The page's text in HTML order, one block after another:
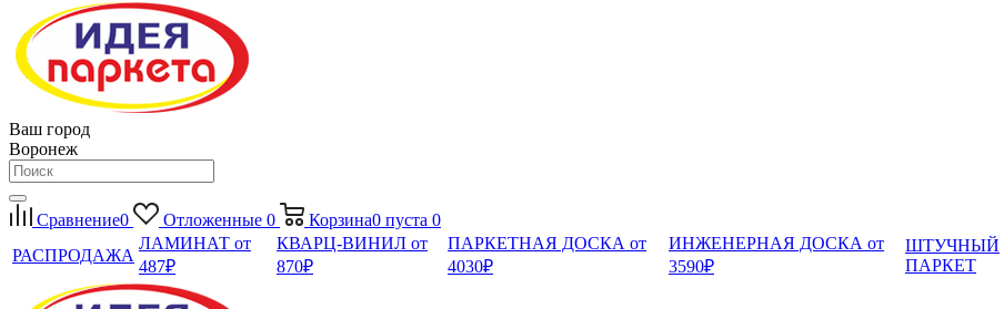
Ваш город
Воронеж
Сравнение0 Отложенные 0 Корзина0 пуста 0
РАСПРОДАЖА
ЛАМИНАТ от
487₽
КВАРЦ-ВИНИЛ от
870₽
ПАРКЕТНАЯ ДОСКА от
4030₽
ИНЖЕНЕРНАЯ ДОСКА от
3590₽
ШТУЧНЫЙ
ПАРКЕТ